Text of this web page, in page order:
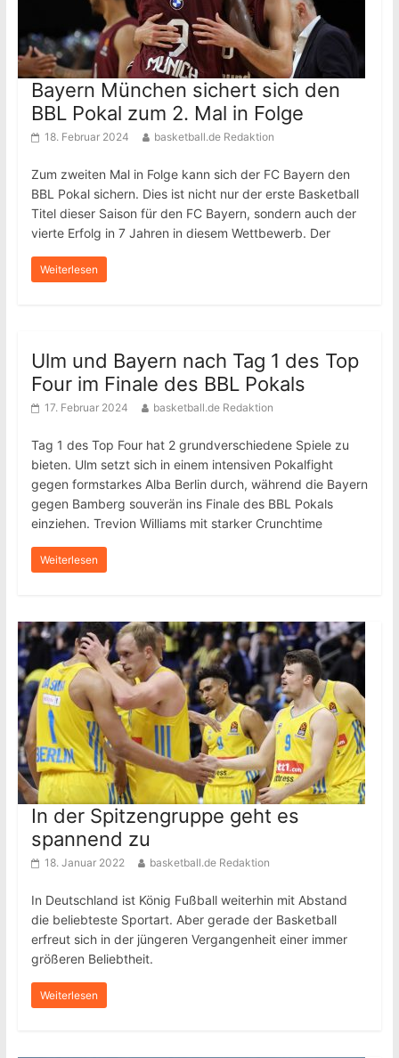
Bayern München sichert sich den
BBL Pokal zum 2. Mal in Folge
18. Februar 2024 basketball.de Redaktion
Zum zweiten Mal in Folge kann sich der FC Bayern den
BBL Pokal sichern. Dies ist nicht nur der erste Basketball
Titel dieser Saison für den FC Bayern, sondern auch der
vierte Erfolg in 7 Jahren in diesem Wettbewerb. Der
Weiterlesen
Ulm und Bayern nach Tag 1 des Top
Four im Finale des BBL Pokals
17. Februar 2024 basketball.de Redaktion
Tag 1 des Top Four hat 2 grundverschiedene Spiele zu
bieten. Ulm setzt sich in einem intensiven Pokalfight
gegen formstarkes Alba Berlin durch, während die Bayern
gegen Bamberg souverän ins Finale des BBL Pokals
einziehen. Trevion Williams mit starker Crunchtime
Weiterlesen
In der Spitzengruppe geht es
spannend zu
18. Januar 2022 basketball.de Redaktion
In Deutschland ist König Fußball weiterhin mit Abstand
die beliebteste Sportart. Aber gerade der Basketball
erfreut sich in der jüngeren Vergangenheit einer immer
größeren Beliebtheit.
Weiterlesen